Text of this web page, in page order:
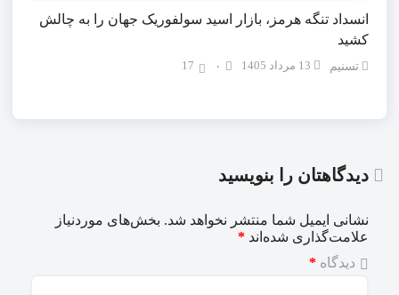
انسداد تنگه هرمز، بازار اسید سولفوریک جهان را به چالش
کشید
تسنیم 13 مرداد 1405 17
دیدگاهتان را بنویسید
نشانی ایمیل شما منتشر نخواهد شد. بخش‌های موردنیاز
علامت‌گذاری شده‌اند *
دیدگاه *